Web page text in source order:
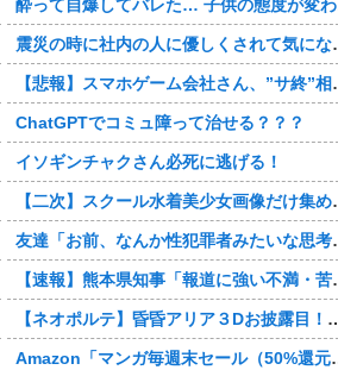
酔って自爆してバレた… 子供の態度が変わって旦那の口から離婚って言葉が出て、急速に現実に引き戻されたっていうか、あー私本当にしちゃいけないことしてたんだなと思い知った。
震災の時に社内の人に優しくされて気になって、６年付き合った彼に別れを告げました。その時新たな好きな人に夢中で元彼はどうでもよく思えました。今ははっきり言って後悔してます…
【悲報】スマホゲーム会社さん、”サ終”相次ぎ倒産しまくってる模様
ChatGPTでコミュ障って治せる？？？
イソギンチャクさん必死に逃げる！
【二次】スクール水着美少女画像だけ集めてみたｗ
友達「お前、なんか性犯罪者みたいな思考で気持ち悪いな」言われたわ
【速報】熊本県知事「報道に強い不満・苦情が寄せられている」→TBSの報道特集がまさにそれな件他
【ネオポルテ】昏昏アリア３Dお披露目！チキンテカテカ他
Amazon「マンガ毎週末セール（50%還元）」アツいスポーツマンガ祭り最終日到来！！！他